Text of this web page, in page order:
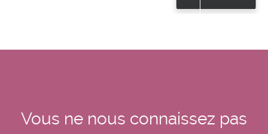
Vous ne nous connaissez pas